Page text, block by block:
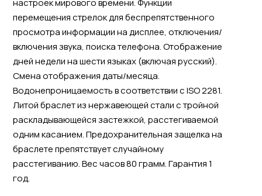
настроек мирового времени. Функции
перемещения стрелок для беспрепятственного
просмотра информации на дисплее, отключения/
включения звука, поиска телефона. Отображение
дней недели на шести языках (включая русский).
Смена отображения даты/месяца.
Водонепроницаемость в соответствии с ISO 2281.
Литой браслет из нержавеющей стали с тройной
раскладывающейся застежкой, расстегиваемой
одним касанием. Предохранительная защелка на
браслете препятствует случайному
расстегиванию. Вес часов 80 грамм. Гарантия 1
год.